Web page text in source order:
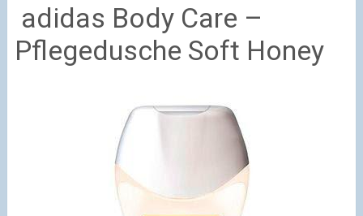
adidas Body Care –
Pflegedusche Soft Honey